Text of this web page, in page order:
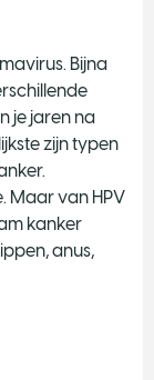
Bijna
je jaren na
zijn typen
Maar van HPV
kanker
anus,